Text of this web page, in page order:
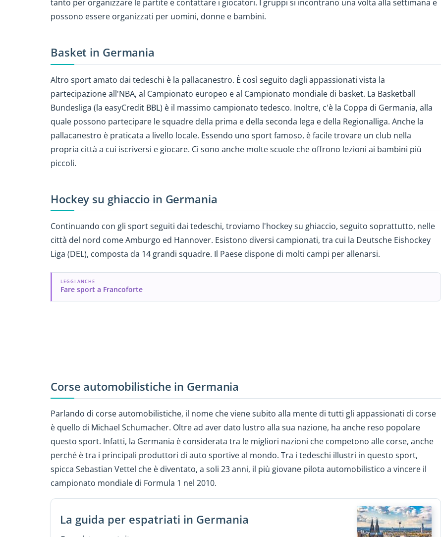
tanto per organizzare le partite e contattare i giocatori. I gruppi si incontrano una volta alla settimana e
possono essere organizzati per uomini, donne e bambini.
Basket in Germania
Altro sport amato dai tedeschi è la pallacanestro. È così seguito dagli appassionati vista la
partecipazione all'NBA, al Campionato europeo e al Campionato mondiale di basket. La Basketball
Bundesliga (la easyCredit BBL) è il massimo campionato tedesco. Inoltre, c'è la Coppa di Germania, alla
quale possono partecipare le squadre della prima e della seconda lega e della Regionalliga. Anche la
pallacanestro è praticata a livello locale. Essendo uno sport famoso, è facile trovare un club nella
propria città a cui iscriversi e giocare. Ci sono anche molte scuole che offrono lezioni ai bambini più
piccoli.
Hockey su ghiaccio in Germania
Continuando con gli sport seguiti dai tedeschi, troviamo l'hockey su ghiaccio, seguito soprattutto, nelle
città del nord come Amburgo ed Hannover. Esistono diversi campionati, tra cui la Deutsche Eishockey
Liga (DEL), composta da 14 grandi squadre. Il Paese dispone di molti campi per allenarsi.
LEGGI ANCHE
Fare sport a Francoforte
Corse automobilistiche in Germania
Parlando di corse automobilistiche, il nome che viene subito alla mente di tutti gli appassionati di corse
è quello di Michael Schumacher. Oltre ad aver dato lustro alla sua nazione, ha anche reso popolare
questo sport. Infatti, la Germania è considerata tra le migliori nazioni che competono alle corse, anche
perché è tra i principali produttori di auto sportive al mondo. Tra i tedeschi illustri in questo sport,
spicca Sebastian Vettel che è diventato, a soli 23 anni, il più giovane pilota automobilistico a vincere il
campionato mondiale di Formula 1 nel 2010.
La guida per espatriati in Germania